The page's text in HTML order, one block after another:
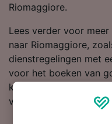
Riomaggiore.
Lees verder voor
naar Riomaggiore,
dienstregelingen met
voor het boeken van
klaar voor bent om te
vandaag nog bij ons